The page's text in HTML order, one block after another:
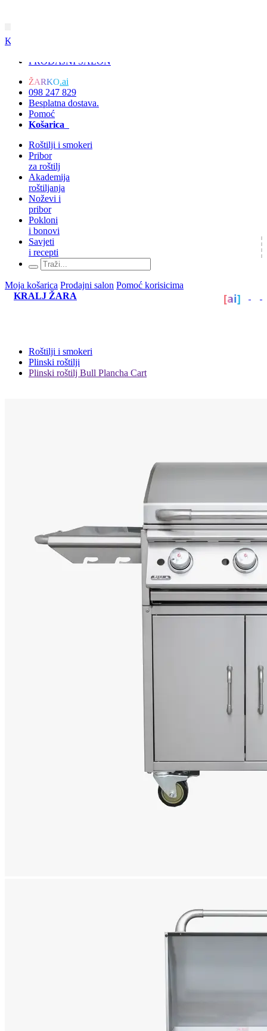
KRALJ
PRODAJNI SALON
ŽARKO.ai
098 247 829
Besplatna dostava.
Pomoć
Košarica
Roštilji i smokeri
Pribor
za roštilj
Akademija
roštiljanja
Noževi i
pribor
Pokloni
i bonovi
Savjeti
i recepti
Moja košarica Prodajni salon Pomoć korisicima
[ai]
KRALJ ŽARA
Roštilji i smokeri
Plinski roštilji
Plinski roštilj Bull Plancha Cart